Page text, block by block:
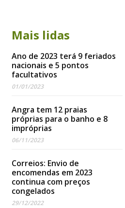
Mais lidas
Ano de 2023 terá 9 feriados
nacionais e 5 pontos
facultativos
01/01/2023
Angra tem 12 praias
próprias para o banho e 8
impróprias
06/11/2023
Correios: Envio de
encomendas em 2023
continua com preços
congelados
29/12/2022